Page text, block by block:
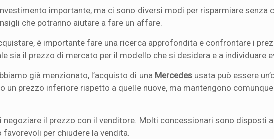
importante, ma ci sono diversi modi per risparmiare senza
che potranno aiutare a fare un affare.
è importante fare una ricerca approfondita e confrontare i
sia il prezzo di mercato per il modello che si desidera e a individuare
già menzionato, l’acquisto di una Mercedes usata può essere
un prezzo inferiore rispetto a quelle nuove, ma mantengono
negoziare il prezzo con il venditore. Molti concessionari sono disposti
per chiudere la vendita.